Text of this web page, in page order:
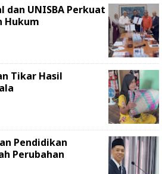
dan UNISBA Perkuat
Hukum
Tikar Hasil
Pendidikan
Perubahan